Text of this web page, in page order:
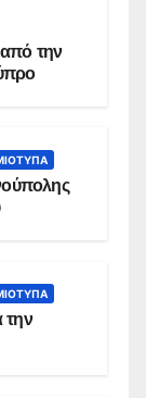
από την
την